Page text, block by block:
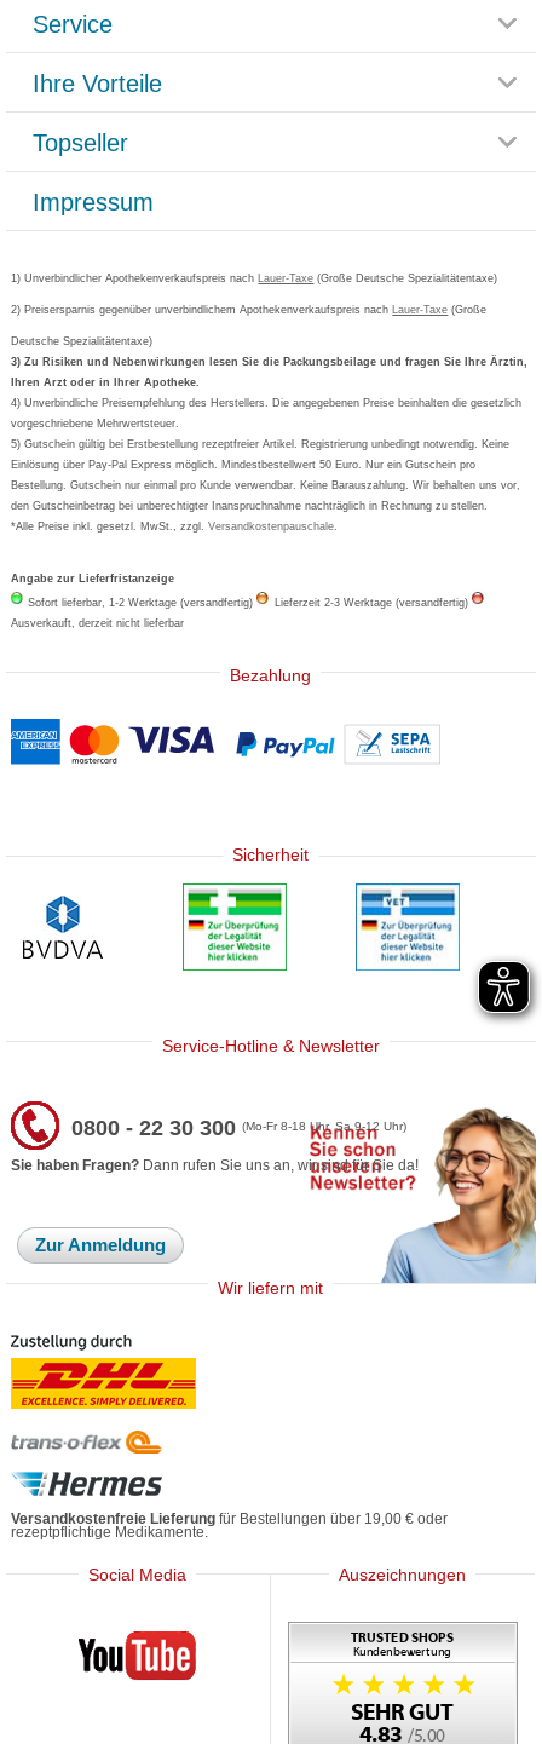
Glossar
Häufig gestellte Fragen
Datenschutz
AGB
Cookie-Einstellungen
Vertrag widerrufen
Service
Rücksendemöglichkeit
Paketlieferstatus
Versandkosten
Bestellschein ausfüllen
Newsletteranmeldung
Ihre Vorteile
Rezeptlieferung
Bonusprogramm
Gutschein und Rabatte
Kundenbewertung
Topseller
Grippostad
Bepanthen
Formoline
Wick
Eucerin
Basica
Impressum
1) Unverbindlicher Apothekenverkaufspreis nach Lauer-Taxe (Große Deutsche Spezialitätentaxe)
2) Preisersparnis gegenüber unverbindlichem Apothekenverkaufspreis nach Lauer-Taxe (Große
Deutsche Spezialitätentaxe)
3) Zu Risiken und Nebenwirkungen lesen Sie die Packungsbeilage und fragen Sie Ihre Ärztin,
Ihren Arzt oder in Ihrer Apotheke.
4) Unverbindliche Preisempfehlung des Herstellers. Die angegebenen Preise beinhalten die gesetzlich
vorgeschriebene Mehrwertsteuer.
5) Gutschein gültig bei Erstbestellung rezeptfreier Artikel. Registrierung unbedingt notwendig. Keine
Einlösung über Pay-Pal Express möglich. Mindestbestellwert 50 Euro. Nur ein Gutschein pro
Bestellung. Gutschein nur einmal pro Kunde verwendbar. Keine Barauszahlung. Wir behalten uns vor,
den Gutscheinbetrag bei unberechtigter Inanspruchnahme nachträglich in Rechnung zu stellen.
*Alle Preise inkl. gesetzl. MwSt., zzgl.Versandkostenpauschale
Angabe zur Lieferfristanzeige
Sofort lieferbar, 1-2 Werktage (versandfertig)
Lieferzeit 2-3 Werktage (versandfertig)
Ausverkauft, derzeit nicht lieferbar
Bezahlung
Sicherheit
Service-Hotline & Newsletter
0800 - 22 30 300(Mo-Fr 8-18 Uhr, Sa 9-12 Uhr)
Sie haben Fragen? Dann rufen Sie uns an, wir sind für Sie da!
Zur Anmeldung
Wir liefern mit
Versandkostenfreie Lieferung für Bestellungen über 19,00 € oder
rezeptpflichtige Medikamente.
Social Media
Mediherz
Auszeichnungen